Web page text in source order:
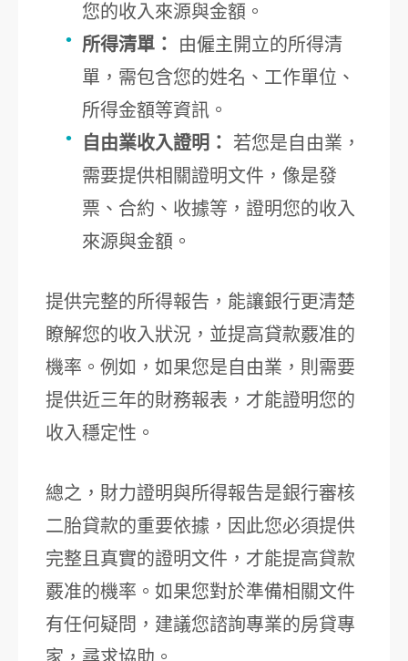
您的收入來源與金額。
所得清單：
由僱主開立的所得清
單，需包含您的姓名、工作單位、
所得金額等資訊。
自由業收入證明：
若您是自由業，
需要提供相關證明文件，像是發
票、合約、收據等，證明您的收入
來源與金額。
提供完整的所得報告，能讓銀行更清楚
瞭解您的收入狀況，並提高貸款覈准的
機率。例如，如果您是自由業，則需要
提供近三年的財務報表，才能證明您的
收入穩定性。
總之，財力證明與所得報告是銀行審核
二胎貸款的重要依據，因此您必須提供
完整且真實的證明文件，才能提高貸款
覈准的機率。如果您對於準備相關文件
有任何疑問，建議您諮詢專業的房貸專